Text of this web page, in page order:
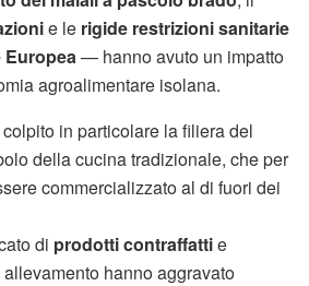
e le rigide restrizioni sanitarie
Europea— hanno avuto un impatto
agroalimentare isolana.
in particolare la filiera del
della cucina tradizionale, che per
commercializzato al di fuori dei
di prodotti contraffattie
allevamento hanno aggravato